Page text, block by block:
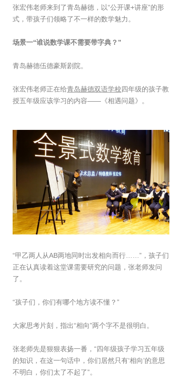
张宏伟老师来到了青岛赫德，以“公开课+讲座”的形
式，带孩子们领略了不一样的数学魅力。
场景一“谁说数学课不需要带字典？”
青岛赫德伍德豪斯剧院。
张宏伟老师正在给青岛赫德双语学校四年级的孩子教
授五年级应该学习的内容——《相遇问题》。
“甲乙两人从AB两地同时出发相向而行……”，孩子们
正在认真读着这堂课需要研究的问题，张老师发问
了。
“孩子们，你们有哪个地方读不懂？”
大家思考片刻，指出“相向”两个字不是很明白。
张老师先是狠狠表扬一番，“四年级孩子学习五年级
的知识，在这一句话中，你们居然只有‘相向’的意思
不明白，你们太了不起了”。